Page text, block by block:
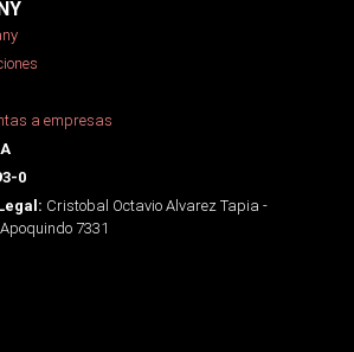
a empresas
0
Cristobal Octavio Alvarez Tapia -
7331